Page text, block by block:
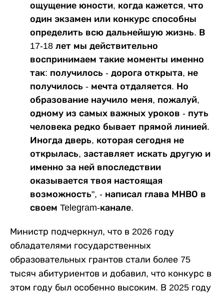
ощущение юности, когда кажется, что
один экзамен или конкурс способны
определить всю дальнейшую жизнь. В
17-18 лет мы действительно
воспринимаем такие моменты именно
так: получилось - дорога открыта, не
получилось - мечта отдаляется. Но
образование научило меня, пожалуй,
одному из самых важных уроков - путь
человека редко бывает прямой линией.
Иногда дверь, которая сегодня не
открылась, заставляет искать другую и
именно за ней впоследствии
оказывается твоя настоящая
возможность", - написал глава МНВО в
своем Telegram-канале.
Министр подчеркнул, что в 2026 году
обладателями государственных
образовательных грантов стали более 75
тысяч абитуриентов и добавил, что конкурс в
этом году был особенно высоким. В 2025 году